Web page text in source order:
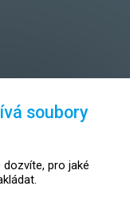
soubory
dozvíte, pro jaké